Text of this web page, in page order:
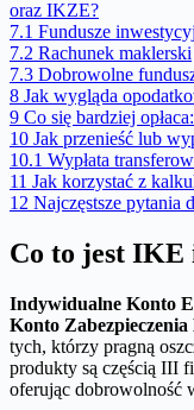
oraz IKZE?
7.1 Fundusze
7.2 Rachunek maklerski
7.3 Dobrowolne
8 Jak wygląda
9 Co się bardziej
10 Jak przenieść lub
10.1 Wypłata
11 Jak korzystać z
12 Najczęstsze pytania
Co to jest
Indywidualne Konto
Konto
tych, którzy pragną
produkty są częścią III
oferując dobrowolność